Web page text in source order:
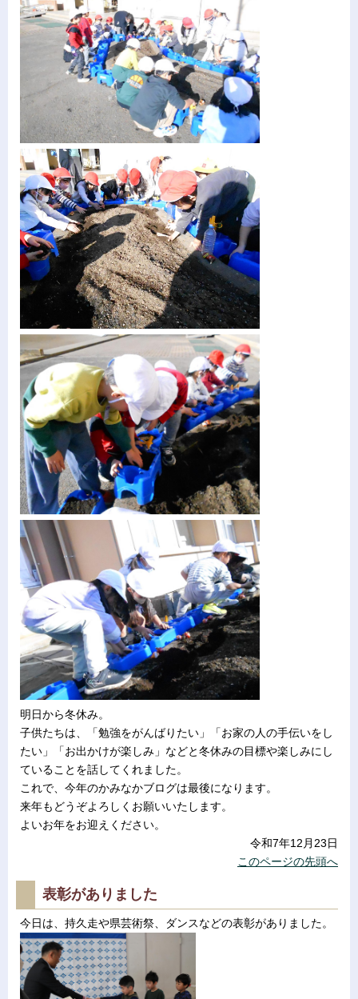
明日から冬休み。
子供たちは、「勉強をがんばりたい」「お家の人の手伝いをし
たい」「お出かけが楽しみ」などと冬休みの目標や楽しみにし
ていることを話してくれました。
これで、今年のかみなかブログは最後になります。
来年もどうぞよろしくお願いいたします。
よいお年をお迎えください。
令和7年12月23日
このページの先頭へ
表彰がありました
今日は、持久走や県芸術祭、ダンスなどの表彰がありました。